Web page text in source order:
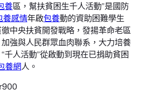
養區，幫扶貧困生千人活動”是國防
養感情年啟包養動的資助困難學生
中央扶貧開發戰略，發揚革命老區
強與人民群眾血肉聯系，大力培養
千人活動”從啟動到現在已捐助貧困
養網人。